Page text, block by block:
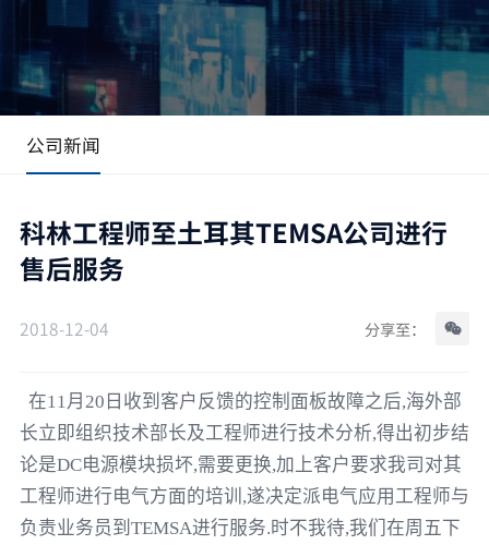
公司新闻
科林工程师至土耳其TEMSA公司进行
售后服务
2018-12-04 分享至：
在11 月 20 日收到客户反馈的控制面板故障之后,海外部
长立即组织技术部长及工程师进行技术分析,得出初步结
论是DC电源模块损坏,需要更换,加上客户要求我司对其
工程师进行电气方面的培训 ,遂决定派电气应用工程师与
负责业务员到 TEMSA进行服务.时不我待,我们在周五下